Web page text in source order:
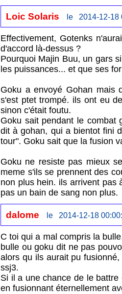
Loic Solaris le 2014-12-18
Effectivement, Gotenks
d'accord là-dessus ?
Pourquoi Majin Buu, un gars
les puissances... et que ses
Goku a envoyé Gohan mais
s'est ptet trompé. ils ont eu
sinon c'était foutu.
Goku sait pendant le combat
dit à gohan, qui a bientot fini
tour". Goku sait que la fusion
Goku ne resiste pas mieux
meme s'ils se prennent des
non plus hein. ils arrivent pas
pas un bain de sang non plus.
dalome le 2014-12-18
C toi qui a mal compris la
bulle ou goku dit ne pas
alors qu ils aurait pu
ssj3.
Si il a une chance de le
en fusionnant éternellement